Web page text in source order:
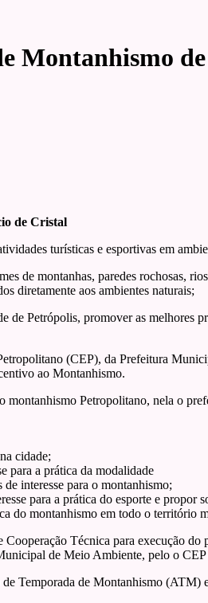
Montanhismo
de Cristal
turísticas e esportivas em
de montanhas, paredes rochosas,
diretamente aos ambientes naturais;
de Petrópolis, promover as
(CEP), da Prefeitura
ao Montanhismo.
montanhismo Petropolitano, nela o
cidade;
para a prática da modalidade
de interesse para o montanhismo;
para a prática do esporte e propor
do montanhismo em todo o território
Cooperação Técnica para execução
de Meio Ambiente, pelo o
Temporada de Montanhismo